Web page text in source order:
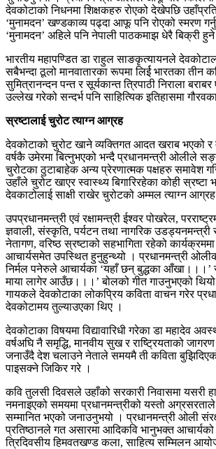
देवकोटाको निधनमा शिक्षकहरु रोएको देखेपछि
‘मुनामदन’ खण्डकाव्य पढ्दा आफू पनि रोएको स्मरण
‘मुनामदन’ अहिले पनि नेपाली पाठकमाझ धेरै बिक्री
भारतीय महापण्डित डा राहुल साङकृत्यायनले
सबैभन्दा ठूलो मानवातारका रूपमा लिर्ई भारतका
सुमित्रानन्दन पन्त र सूर्यकान्त त्रिपाठी निराला
उल्लेख गरेको सन्दर्भ पनि साहित्यिक इतिहासमा
स्रष्टालाई चुरोट त्याग्न आग्रह
देवकोटाको चुरोट खाने व्यक्तिगत आदत खराब भएको र
वर्षकै उमेरमा बित्नुभएको भन्दै प्रधानमन्त्री ओलीले
चुरोटका ठुटाबाहेक अन्य प्रेरणात्मक पक्षहरु समावेश
उहाँले चुरोट खाएर स्वास्थ्य बिगारिरहेका कोही
देवकाटोलाई साक्षी राखेर चुरोटको अम्मल त्याग्न
उपप्रधानमन्त्री एवं रक्षामन्त्री ईश्वर पोखरेल,
ज्ञवाली, संस्कृति, पर्यटन तथा नागरिक उडड्यनमन्त्री
नेतागण, वरिष्ठ स्रष्टाको सहभागिता रहेको
आचार्यसमेत उपस्थित हुनुहुन्थ्यो । प्रधानमन्त्री
निर्मल पनेरुले आचार्यका ‘यहाँ छन् बुद्धका आँखा।।।’
माया लागेर आउँछ।।।’ बोलको गीत गाउनुभएको
गायकले देवकोटाका लोकप्रिय कविता वाचन गरेर
देवकोटामय तुल्याउएका थिए ।
देवकोटाका विषयमा विद्यावारिधी गरेका डा महादेव
वर्षअघि नै समृद्धि, मानवीय सुख र राष्ट्रियताको
जनाउँदै देश चलाउने नेताले समयमै ती कविता
पाइसक्ने जिकिर गरे ।
कवि तुलसी दिवसले उहाँको सरकारी निवासमा यसरी
नमनाइएको समयमा प्रधानमन्त्रीको यस्तो अग्रसरताले
सम्मानित भएको जनाउनुभयो । प्रधानमन्त्री ओली
प्रतिष्ठानले गत असारमा आदिकवि भानुभक्त आचार्यको
त्रिदिवसीय हिमवतखण्ड कला, साहित्य सम्मिलन